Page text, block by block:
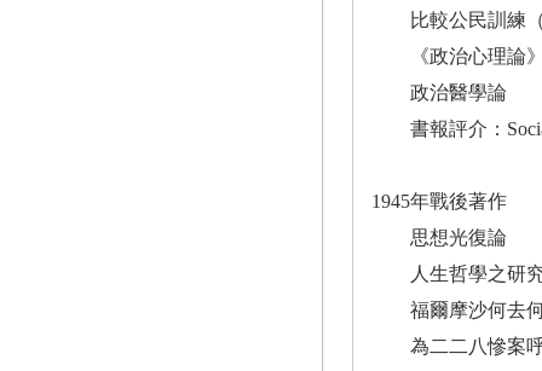
比較公民訓練（
《政治心理論》
政治醫學論
書報評介：Social
1945年戰後著作
思想光復論
人生哲學之研究
福爾摩沙何去
為二二八慘案呼